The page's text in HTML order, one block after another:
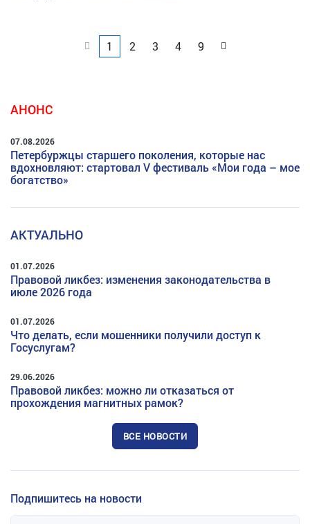
Назад
1 2 3 4 9 Вперед
АНОНС
07.08.2026
Петербуржцы старшего поколения, которые нас
вдохновляют: стартовал V фестиваль «Мои года – мое
богатство»
АКТУАЛЬНО
01.07.2026
Правовой ликбез: изменения законодательства в
июле 2026 года
01.07.2026
Что делать, если мошенники получили доступ к
Госуслугам?
29.06.2026
Правовой ликбез: можно ли отказаться от
прохождения магнитных рамок?
ВСЕ НОВОСТИ
Подпишитесь на новости